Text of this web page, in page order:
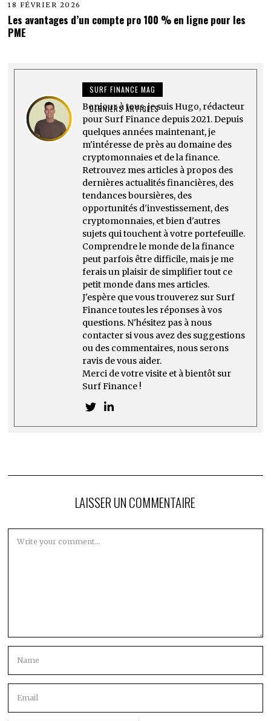
18 FÉVRIER 2026
Les avantages d’un compte pro 100 % en ligne pour les
PME
SURF FINANCE MAG
DERNIERS ARTICLES
Bonjour à tous, je suis Hugo, rédacteur
pour Surf Finance depuis 2021. Depuis
quelques années maintenant, je
m'intéresse de près au domaine des
cryptomonnaies et de la finance.
Retrouvez mes articles à propos des
dernières actualités financières, des
tendances boursières, des
opportunités d'investissement, des
cryptomonnaies, et bien d'autres
sujets qui touchent à votre portefeuille.
Comprendre le monde de la finance
peut parfois être difficile, mais je me
ferais un plaisir de simplifier tout ce
petit monde dans mes articles.
J'espère que vous trouverez sur Surf
Finance toutes les réponses à vos
questions. N'hésitez pas à nous
contacter si vous avez des suggestions
ou des commentaires, nous serons
ravis de vous aider.
Merci de votre visite et à bientôt sur
Surf Finance !
LAISSER UN COMMENTAIRE